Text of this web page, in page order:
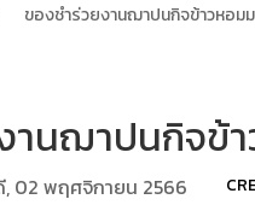
ของชำร่วยงานฌาปนกิจข้าวหอ
านฌาปนกิจข้
02 พฤศจิกายน 2566